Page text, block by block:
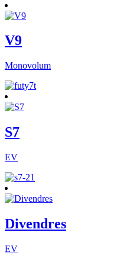
V9
Monovolum
S7
EV
Divendres
EV